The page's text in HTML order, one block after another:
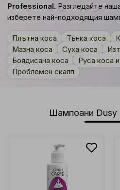
Шампоани Dusy
Professional. Разгледайте
изберете най-подходящия
Плътна коса Тънка коса
Мазна коса
Суха коса
Боядисана коса
Руса коса
Проблемен скалп